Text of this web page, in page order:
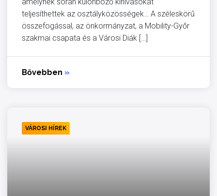
teljesíthettek az osztályközösségek… A széleskörű
összefogással, az önkormányzat, a Mobility-Győr
szakmai csapata és a Városi Diák […]
Bővebben »
VÁROSI HÍREK